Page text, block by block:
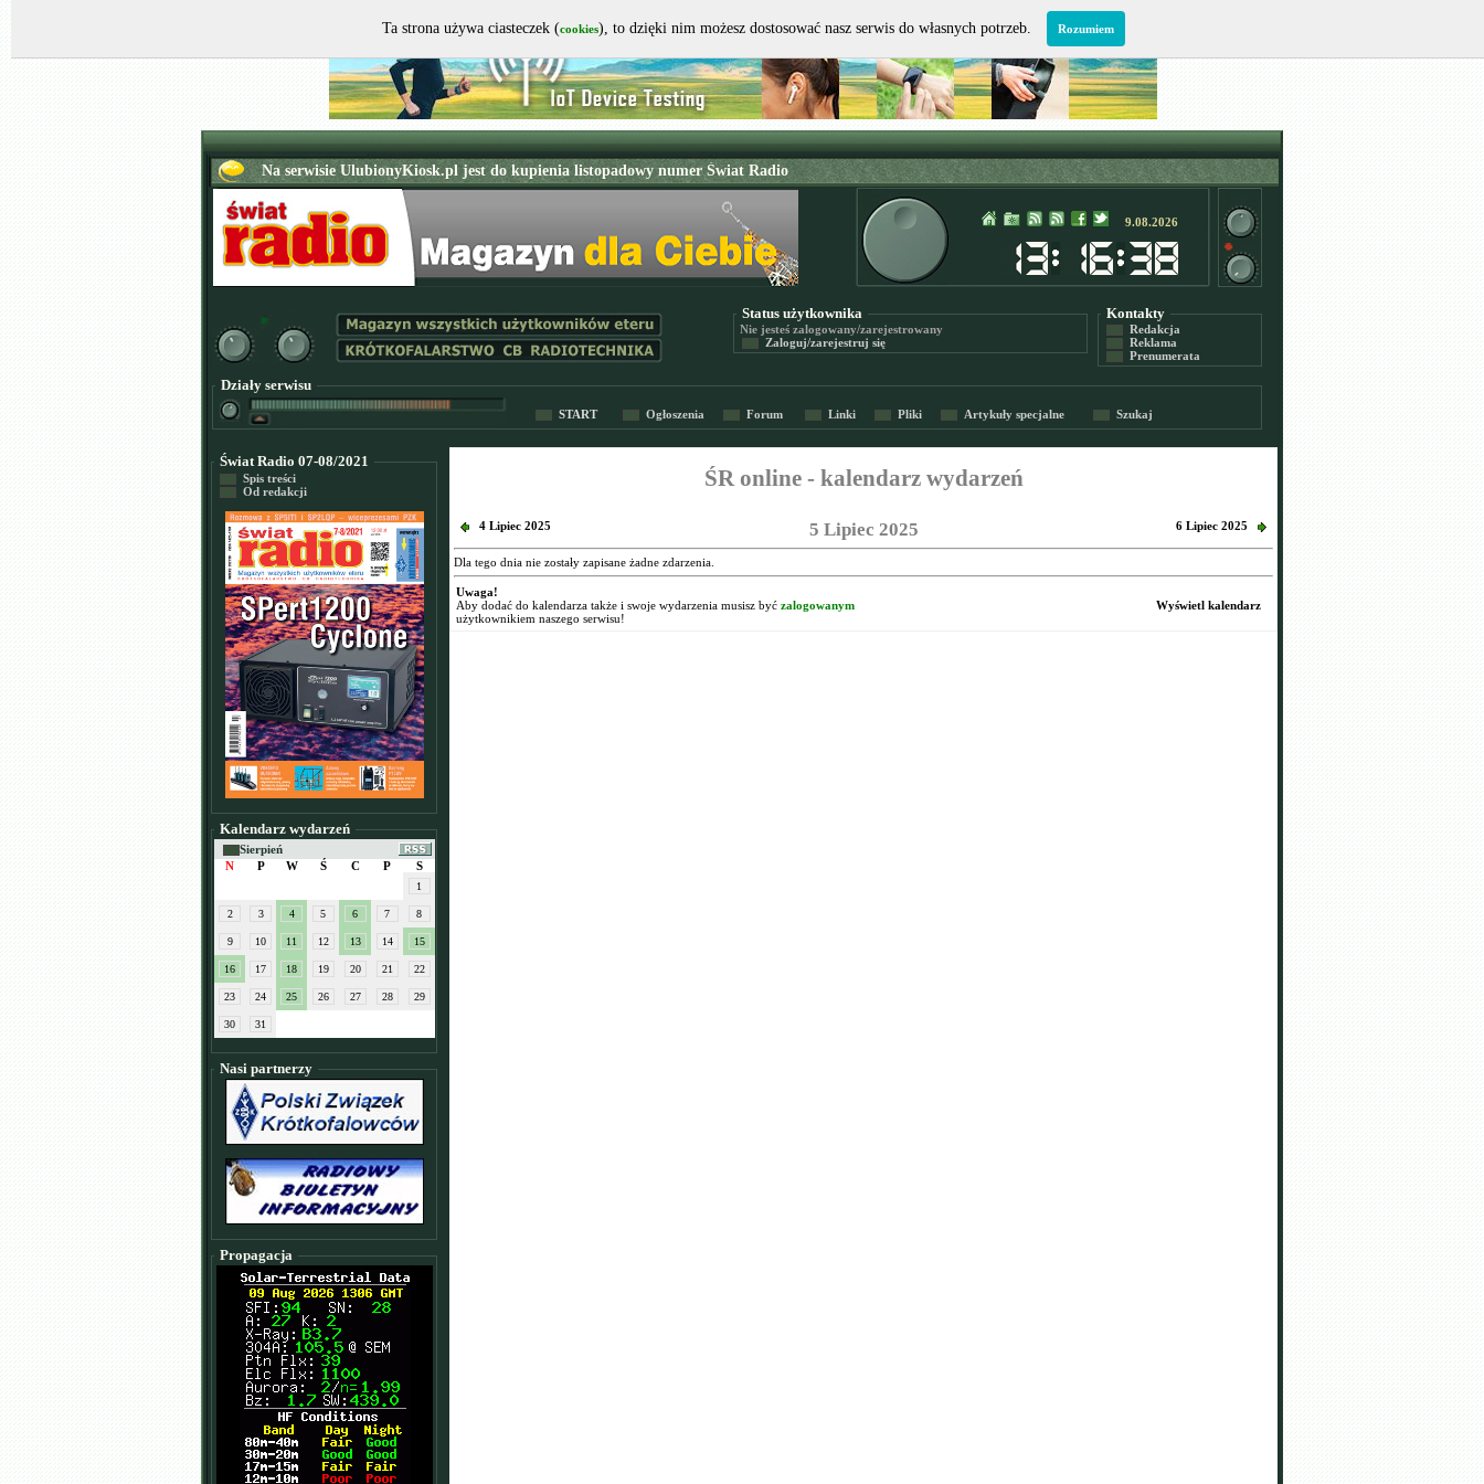
9.08.2026
Status użytkownika
Nie jesteś zalogowany/zarejestrowany
Zaloguj/zarejestruj się
Kontakty
Redakcja
Reklama
Prenumerata
Działy serwisu
START Ogłoszenia Forum Linki Pliki Artykuły specjalne Szukaj
Świat Radio 07-08/2021
Spis treści
Od redakcji
Kalendarz wydarzeń
Sierpień
N
P W Ś C P S
1
2 3 4 5 6 7 8
9 10 11 12 13 14 15
16 17 18 19 20 21 22
23 24 25 26 27 28 29
30 31
Nasi partnerzy
Propagacja
ŚR online - kalendarz wydarzeń
4 Lipiec 2025 5 Lipiec 2025 6 Lipiec 2025
Dla tego dnia nie zostały zapisane żadne zdarzenia.
Uwaga!
Aby dodać do kalendarza także i swoje wydarzenia musisz być zalogowanym
użytkownikiem naszego serwisu!
Wyświetl kalendarz
Ta strona używa ciasteczek (cookies), to dzięki nim możesz dostosować nasz serwis do własnych potrzeb. Rozumiem